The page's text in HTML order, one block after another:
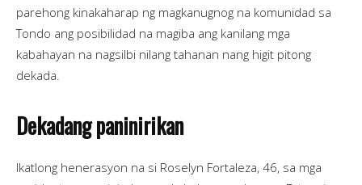
parehong kinakaharap ng magkanugnog na komunidad sa
Tondo ang posibilidad na magiba ang kanilang mga
kabahayan na nagsilbi nilang tahanan nang higit pitong
dekada.
Dekadang paninirikan
Ikatlong henerasyon na si Roselyn Fortaleza, 46, sa mga